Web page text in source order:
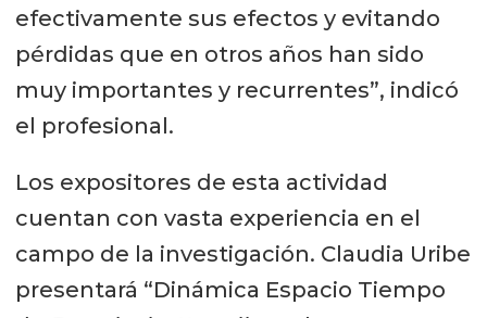
efectivamente sus efectos y evitando
pérdidas que en otros años han sido
muy importantes y recurrentes”, indicó
el profesional.
Los expositores de esta actividad
cuentan con vasta experiencia en el
campo de la investigación. Claudia Uribe
presentará “Dinámica Espacio Tiempo